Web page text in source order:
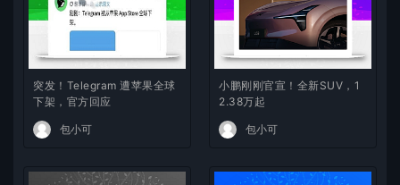
突发！Telegram 遭苹果全球
下架，官方回应
包小可
小鹏刚刚官宣！全新SUV，1
2.38万起
包小可